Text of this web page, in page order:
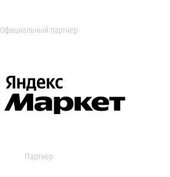
Официальный партнер
Партнер